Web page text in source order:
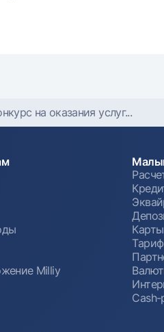
на оказания услуг...
Milliy
Карты